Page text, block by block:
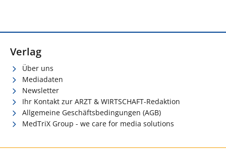
Verlag
Über uns
Mediadaten
Newsletter
Ihr Kontakt zur ARZT & WIRTSCHAFT-Redaktion
Allgemeine Geschäftsbedingungen (AGB)
MedTriX Group - we care for media solutions